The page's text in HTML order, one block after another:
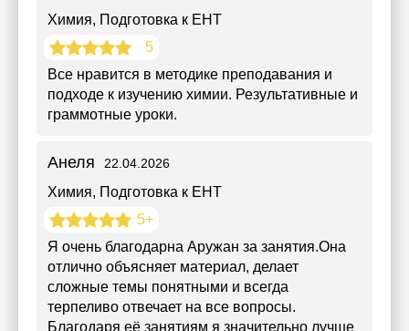
Химия, Подготовка к ЕНТ
5
Все нравится в методике преподавания и
подходе к изучению химии. Результативные и
граммотные уроки.
Анеля 22.04.2026
Химия, Подготовка к ЕНТ
5+
Я очень благодарна Аружан за занятия.Она
отлично объясняет материал, делает
сложные темы понятными и всегда
терпеливо отвечает на все вопросы.
Благодаря её занятиям я значительно лучше